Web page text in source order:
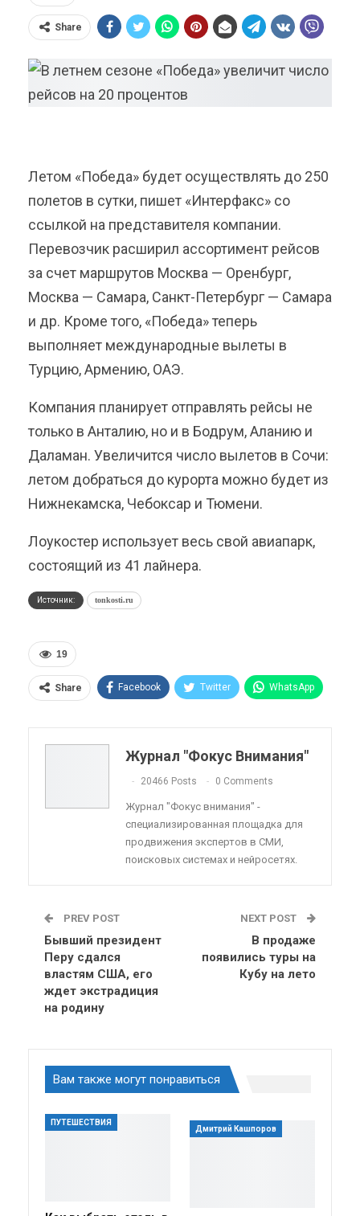
Share
Летом «Победа» будет осуществлять до 250
полетов в сутки, пишет «Интерфакс» со
ссылкой на представителя компании.
Перевозчик расширил ассортимент рейсов
за счет маршрутов Москва — Оренбург,
Москва — Самара, Санкт-Петербург — Самара
и др. Кроме того, «Победа» теперь
выполняет международные вылеты в
Турцию, Армению, ОАЭ.
Компания планирует отправлять рейсы не
только в Анталию, но и в Бодрум, Аланию и
Даламан. Увеличится число вылетов в Сочи:
летом добраться до курорта можно будет из
Нижнекамска, Чебоксар и Тюмени.
Лоукостер использует весь свой авиапарк,
состоящий из 41 лайнера.
Источник: tonkosti.ru
19
Share Facebook Twitter WhatsApp
Telegram Viber
Linkedin Tumblr
Журнал "Фокус Внимания"
20466 Posts 0 Comments
Журнал "Фокус внимания" -
специализированная площадка для
продвижения экспертов в СМИ,
поисковых системах и нейросетях.
PREV POST
Бывший президент
Перу сдался
властям США, его
ждет экстрадиция
на родину
NEXT POST
В продаже
появились туры на
Кубу на лето
Вам также могут понравиться
ПУТЕШЕСТВИЯ
Дмитрий Кашпоров